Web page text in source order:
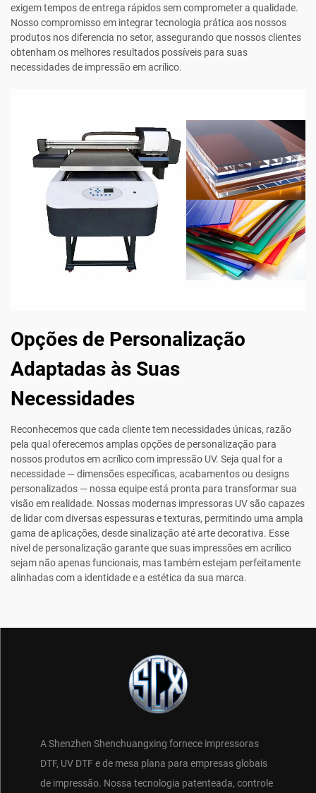
exigem tempos de entrega rápidos sem comprometer a qualidade.
Nosso compromisso em integrar tecnologia prática aos nossos
produtos nos diferencia no setor, assegurando que nossos clientes
obtenham os melhores resultados possíveis para suas
necessidades de impressão em acrílico.
Opções de Personalização
Adaptadas às Suas
Necessidades
Reconhecemos que cada cliente tem necessidades únicas, razão
pela qual oferecemos amplas opções de personalização para
nossos produtos em acrílico com impressão UV. Seja qual for a
necessidade — dimensões específicas, acabamentos ou designs
personalizados — nossa equipe está pronta para transformar sua
visão em realidade. Nossas modernas impressoras UV são capazes
de lidar com diversas espessuras e texturas, permitindo uma ampla
gama de aplicações, desde sinalização até arte decorativa. Esse
nível de personalização garante que suas impressões em acrílico
sejam não apenas funcionais, mas também estejam perfeitamente
alinhadas com a identidade e a estética da sua marca.
A Shenzhen Shenchuangxing fornece impressoras
DTF, UV DTF e de mesa plana para empresas globais
de impressão. Nossa tecnologia patenteada, controle